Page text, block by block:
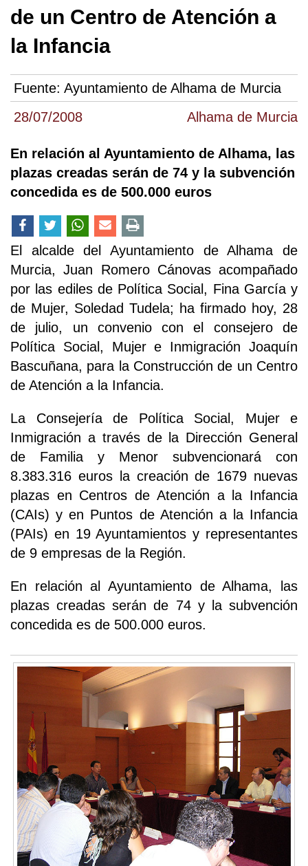
28/07/2008 Alhama de Murcia
de un Centro de Atención a
la Infancia
Fuente: Ayuntamiento de Alhama de Murcia
En relación al Ayuntamiento de Alhama, las
plazas creadas serán de 74 y la subvención
concedida es de 500.000 euros
El alcalde del Ayuntamiento de Alhama de
Murcia, Juan Romero Cánovas acompañado
por las ediles de Política Social, Fina García y
de Mujer, Soledad Tudela; ha firmado hoy, 28
de julio, un convenio con el consejero de
Política Social, Mujer e Inmigración Joaquín
Bascuñana, para la Construcción de un Centro
de Atención a la Infancia.
La Consejería de Política Social, Mujer e
Inmigración a través de la Dirección General
de Familia y Menor subvencionará con
8.383.316 euros la creación de 1679 nuevas
plazas en Centros de Atención a la Infancia
(CAIs) y en Puntos de Atención a la Infancia
(PAIs) en 19 Ayuntamientos y representantes
de 9 empresas de la Región.
En relación al Ayuntamiento de Alhama, las
plazas creadas serán de 74 y la subvención
concedida es de 500.000 euros.